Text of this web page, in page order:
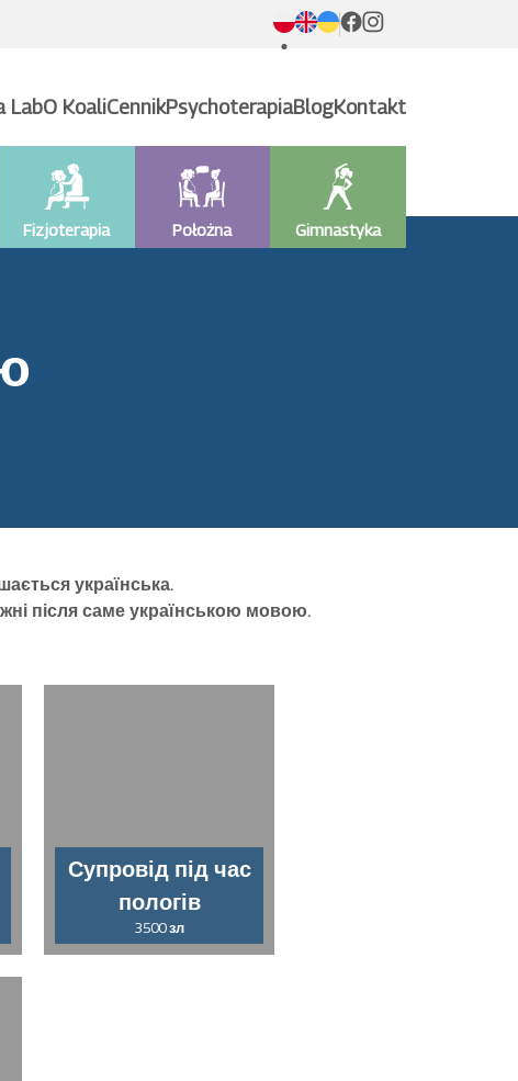
LabO KoaliCennikPsychoterapiaBlogKontakt
Fizjoterapia Położna Gimnastyka
українська.
після саме українською мовою.
Супровід під час
пологів
3500зл